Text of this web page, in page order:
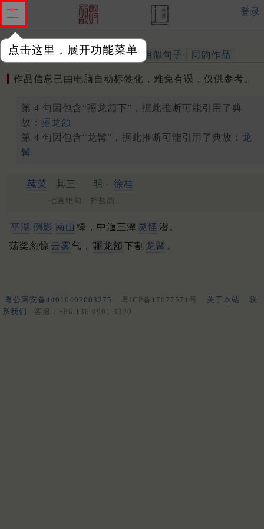
点击这里，展开功能菜单
登录
作品 标注四声 出处、引用 相似句子 同韵作品
作品信息已由电脑自动标签化，难免有误，仅供参考。
第 4 句因包含“骊龙颔下”，据此推断可能引用了典
故： 骊龙颔
第 4 句因包含“龙髯”，据此推断可能引用了典故： 龙
髯
莼菜 其三 明 · 徐桂
七言绝句 押盐韵
平湖 倒影 南山 绿，中𣾀三潭 灵怪 潜。
荡桨忽惊 云雾 气， 骊龙颔 下割 龙髯 。
粤公网安备44010402003275 粤ICP备17077571号 关于本站
联
系我们
客服：+86 136 0901 3320